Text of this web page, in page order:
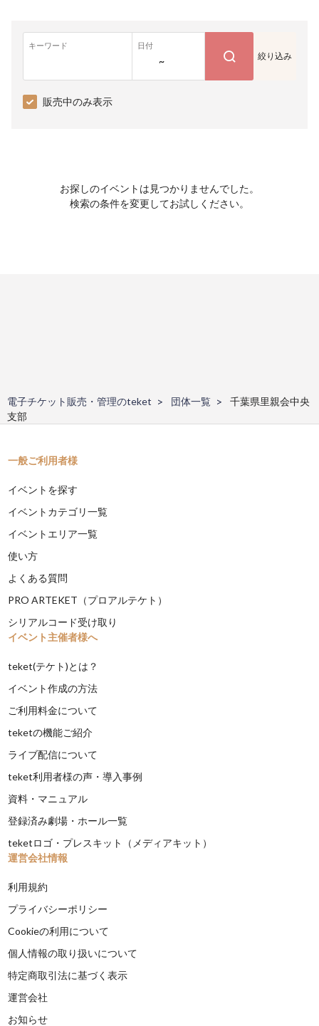
キーワード 日付
~ 絞り込み
販売中のみ表示
お探しのイベントは見つかりませんでした。
検索の条件を変更してお試しください。
電子チケット販売・管理のteket 団体一覧
千葉県里親会中央
支部
一般ご利用者様
イベントを探す
イベントカテゴリ一覧
イベントエリア一覧
使い方
よくある質問
PRO ARTEKET（プロアルテケト）
シリアルコード受け取り
イベント主催者様へ
teket(テケト)とは？
イベント作成の方法
ご利用料金について
teketの機能ご紹介
ライブ配信について
teket利用者様の声・導入事例
資料・マニュアル
登録済み劇場・ホール一覧
teketロゴ・プレスキット（メディアキット）
運営会社情報
利用規約
プライバシーポリシー
Cookieの利用について
個人情報の取り扱いについて
特定商取引法に基づく表示
運営会社
お知らせ